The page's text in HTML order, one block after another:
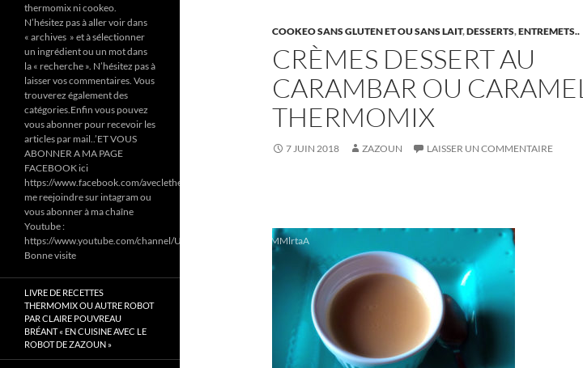
COOKEO SANS GLUTEN ET OU SANS LAIT,DESSERTS,ENTREMETS..
CRÈMES DESSERT AU
CARAMBAR OU CARAMEL
THERMOMIX
7 JUIN 2018 ZAZOUN LAISSER UN COMMENTAIRE
thermomix ni cookeo.
N’hésitez pas à aller voir dans
« archives » et à sélectionner
un ingrédient ou un mot dans
la « recherche ». N’hésitez pas à
laisser vos commentaires. Vous
trouverez également des
catégories.Enfin vous pouvez
vous abonner pour recevoir les
articles par mail..’ET VOUS
ABONNER A MA PAGE
FACEBOOK ici
https://www.facebook.com/aveclethermomixetcookeodezazoun/
me reejoindre sur intagram ou
vous abonner à ma chaîne
Youtube :
https://www.youtube.com/channel/UC6Pa6dF808fmGjZ5MMlrtaA
Bonne visite
LIVRE DE RECETTES
THERMOMIX OU AUTRE ROBOT
PAR CLAIRE POUVREAU
BRÉANT « EN CUISINE AVEC LE
ROBOT DE ZAZOUN »